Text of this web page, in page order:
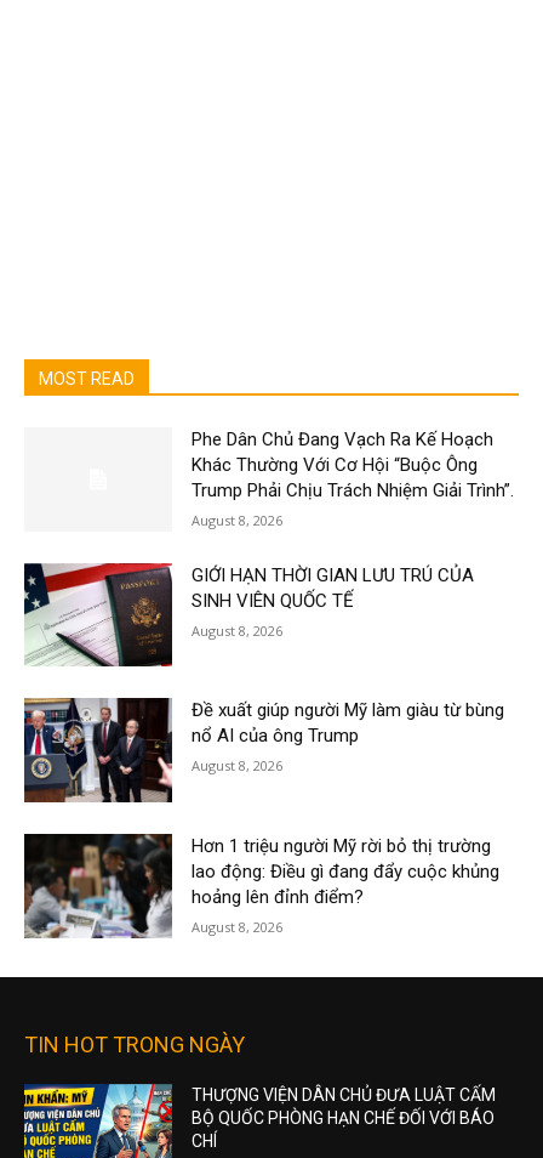
MOST READ
Phe Dân Chủ Đang Vạch Ra Kế Hoạch
Khác Thường Với Cơ Hội “Buộc Ông
Trump Phải Chịu Trách Nhiệm Giải Trình”.
August 8, 2026
GIỚI HẠN THỜI GIAN LƯU TRÚ CỦA
SINH VIÊN QUỐC TẾ
August 8, 2026
Đề xuất giúp người Mỹ làm giàu từ bùng
nổ AI của ông Trump
August 8, 2026
Hơn 1 triệu người Mỹ rời bỏ thị trường
lao động: Điều gì đang đẩy cuộc khủng
hoảng lên đỉnh điểm?
August 8, 2026
TIN HOT TRONG NGÀY
THƯỢNG VIỆN DÂN CHỦ ĐƯA LUẬT CẤM
BỘ QUỐC PHÒNG HẠN CHẾ ĐỐI VỚI BÁO
CHÍ